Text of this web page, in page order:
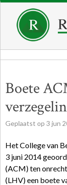
Boete
Geplaatst op 3 jun
Het College van
3 juni 2014
(ACM) ten
(LHV) een boete